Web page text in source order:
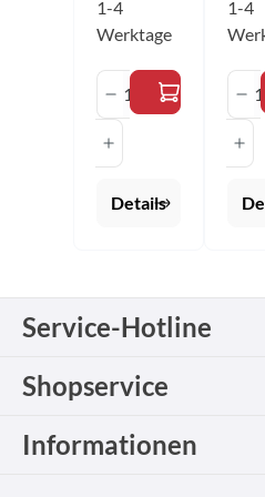
schwarz
Größen:
1-4
Werktage
Produkt
Details
1-4
Service-Hotline
Shopservice
Informationen